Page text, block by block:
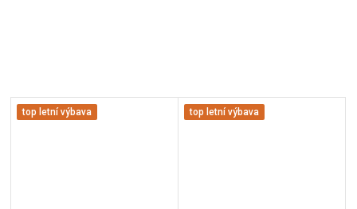
top letní výbava top letní výbava